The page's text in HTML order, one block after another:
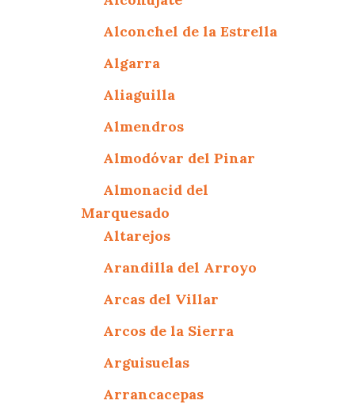
Alconchel de la Estrella
Algarra
Aliaguilla
Almendros
Almodóvar del Pinar
Almonacid del
Marquesado
Altarejos
Arandilla del Arroyo
Arcas del Villar
Arcos de la Sierra
Arguisuelas
Arrancacepas